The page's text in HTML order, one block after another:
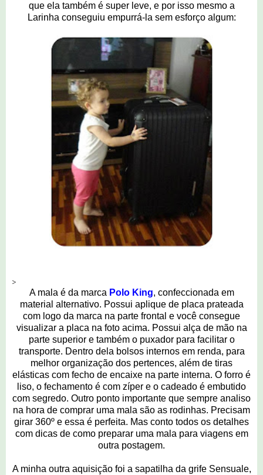
que ela também é super leve, e por isso mesmo a
Larinha conseguiu empurrá-la sem esforço algum:
>
A mala é da marca Polo King, confeccionada em
material alternativo. Possui aplique de placa prateada
com logo da marca na parte frontal e você consegue
visualizar a placa na foto acima. Possui alça de mão na
parte superior e também o puxador para facilitar o
transporte. Dentro dela bolsos internos em renda, para
melhor organização dos pertences, além de tiras
elásticas com fecho de encaixe na parte interna. O forro é
liso, o fechamento é com zíper e o cadeado é embutido
com segredo. Outro ponto importante que sempre analiso
na hora de comprar uma mala são as rodinhas. Precisam
girar 360º e essa é perfeita. Mas conto todos os detalhes
com dicas de como preparar uma mala para viagens em
outra postagem.
A minha outra aquisição foi a sapatilha da grife Sensuale,